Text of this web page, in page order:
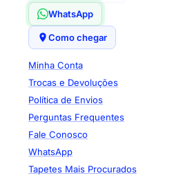
WhatsApp
Como chegar
Minha Conta
Trocas e Devoluções
Política de Envios
Perguntas Frequentes
Fale Conosco
WhatsApp
Tapetes Mais Procurados